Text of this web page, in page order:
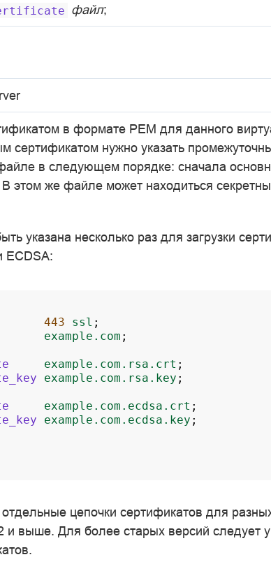
файл;
в формате PEM для данного
сертификатом нужно указать
в следующем порядке: сначала
этом же файле может находиться
указана несколько раз для загрузки
ECDSA:
443 ssl ;
example.com ;
example.com.rsa.crt ;
example.com.rsa.key ;
example.com.ecdsa.crt ;
example.com.ecdsa.key ;
цепочки сертификатов для
и выше. Для более старых версий следует